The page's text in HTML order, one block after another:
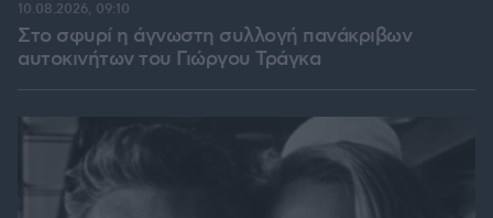
Στο σφυρί η άγνωστη συλλογή πανάκριβων
αυτοκινήτων του Γιώργου Τράγκα
10.08.2026, 09:10